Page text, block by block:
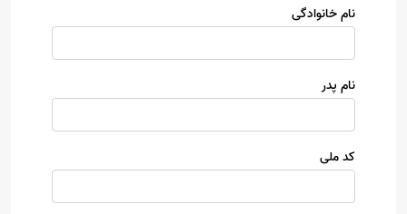
نام خانوادگی
نام پدر
کد ملی